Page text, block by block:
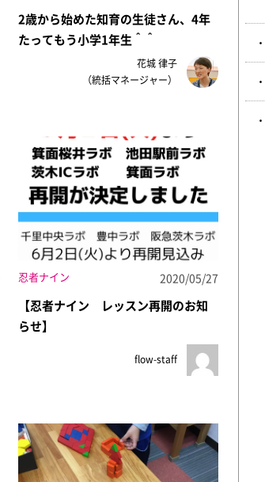
2歳から始めた知育の生徒さん、4年
たってもう小学1年生＾＾
花城 律子
（統括マネージャー）
忍者ナイン 2020/05/27
【忍者ナイン レッスン再開のお知
らせ】
flow-staff